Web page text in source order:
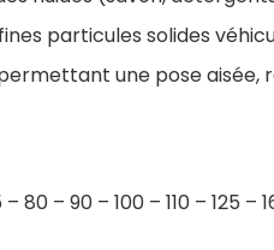
particules solides
une pose aisée,
– 90 – 100 – 110 – 125 –